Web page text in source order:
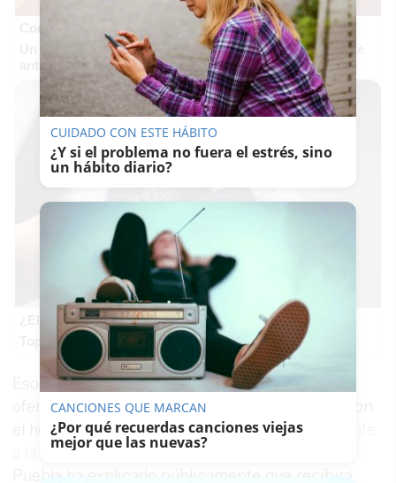
Corepunk MMORPG
Un verdadero MMORPG de la vieja escuela ¡Cómo los de
antes, pero mejor!
¿El tuyo está en la lista?
Top pasaportes que te dejan viajar sin visado
Eso ha sido también el caldo de cultivo para la
ofensa. Mensajes que bromean, por ejemplo, con
el hecho de que lacornada le afectara gravemente
a la zona anal. A cuenta de ello, Morante de la
CUIDADO CON ESTE HÁBITO
¿Y si el problema no fuera el estrés, sino
un hábito diario?
CANCIONES QUE MARCAN
¿Por qué recuerdas canciones viejas
mejor que las nuevas?